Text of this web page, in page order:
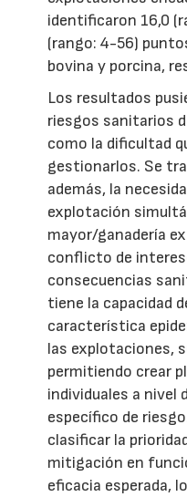
identificaron 16,0
(rango: 4-56)
bovina y porcina,
Los resultados
riesgos sanitarios
como la dificultad
gestionarlos. Se
además, la
explotación
mayor/ganadería
conflicto de
consecuencias
tiene la capacidad
característica
las explotaciones,
permitiendo crear
individuales a nivel
específico de
clasificar la
mitigación en
eficacia esperada,